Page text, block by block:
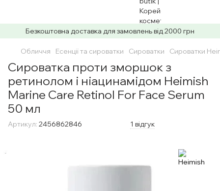
Безкоштовна доставка для замовлень від 2000 грн
Обличчя Есенції та сироватки Сироватки Сироватки
Сироватка проти зморшок з
ретинолом і ніацинамідом Heimish
Marine Care Retinol For Face Serum
50 мл
Артикул: 2456862846 1 відгук